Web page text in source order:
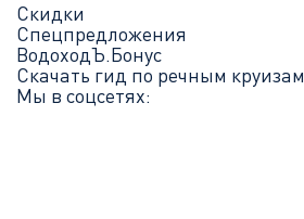
Скидки
Спецпредложения
ВодоходЪ.Бонус
Скачать гид по речным круизам
Мы в соцсетях: